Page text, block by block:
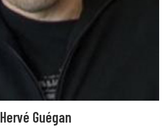
Hervé Guégan